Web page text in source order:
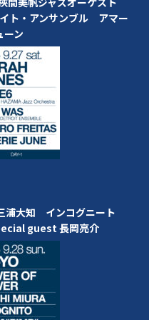
ト・アンサンブル アマー
ン
浦大知 インコグニート
guest ⻑岡亮介